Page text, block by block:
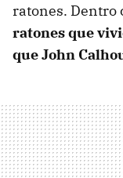
ratones. Dentro
ratones que
que John